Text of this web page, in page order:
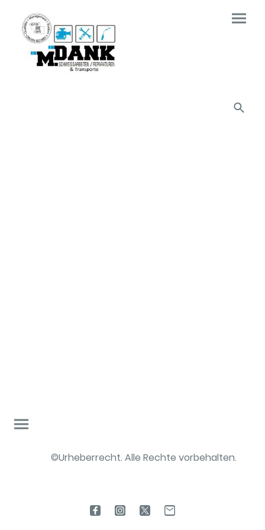
©Urheberrecht. Alle Rechte vorbehalten.